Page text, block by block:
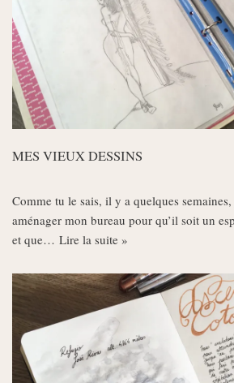
MES VIEUX DESSINS
Comme tu le sais, il y a quelques
aménager mon bureau pour qu’il soit un
et que… Lire la suite »